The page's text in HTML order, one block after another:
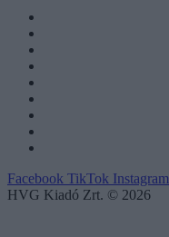
Facebook TikTok Instagram
HVG Kiadó Zrt. © 2026